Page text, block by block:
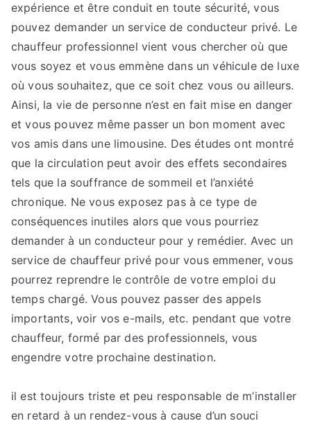
expérience et être conduit en toute sécurité, vous
pouvez demander un service de conducteur privé. Le
chauffeur professionnel vient vous chercher où que
vous soyez et vous emmène dans un véhicule de luxe
où vous souhaitez, que ce soit chez vous ou ailleurs.
Ainsi, la vie de personne n’est en fait mise en danger
et vous pouvez même passer un bon moment avec
vos amis dans une limousine. Des études ont montré
que la circulation peut avoir des effets secondaires
tels que la souffrance de sommeil et l’anxiété
chronique. Ne vous exposez pas à ce type de
conséquences inutiles alors que vous pourriez
demander à un conducteur pour y remédier. Avec un
service de chauffeur privé pour vous emmener, vous
pourrez reprendre le contrôle de votre emploi du
temps chargé. Vous pouvez passer des appels
importants, voir vos e-mails, etc. pendant que votre
chauffeur, formé par des professionnels, vous
engendre votre prochaine destination.
il est toujours triste et peu responsable de m’installer
en retard à un rendez-vous à cause d’un souci